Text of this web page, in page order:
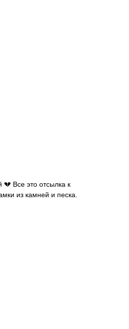
💔 Все это отсылка к
из камней и песка.